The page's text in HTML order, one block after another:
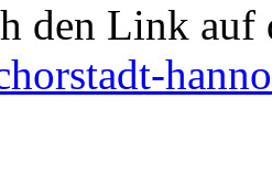
den Link auf